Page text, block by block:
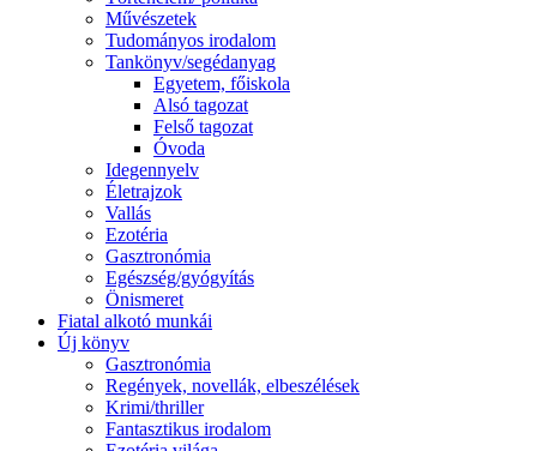
Művészetek
Tudományos irodalom
Tankönyv/segédanyag
Egyetem, főiskola
Alsó tagozat
Felső tagozat
Óvoda
Idegennyelv
Életrajzok
Vallás
Ezotéria
Gasztronómia
Egészség/gyógyítás
Önismeret
Fiatal alkotó munkái
Új könyv
Gasztronómia
Regények, novellák, elbeszélések
Krimi/thriller
Fantasztikus irodalom